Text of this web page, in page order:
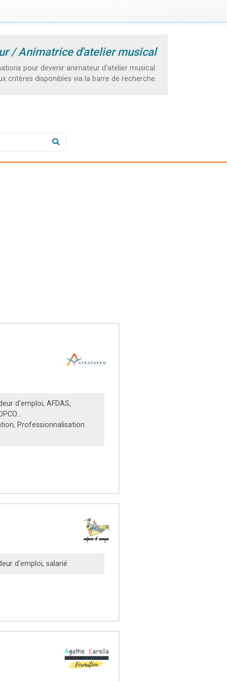
/ Animatrice d'atelier musical
pour devenir animateur d'atelier musical.
critères disponibles via la barre de recherche.
d'emploi, AFDAS,
Professionnalisation
d’emploi, salarié